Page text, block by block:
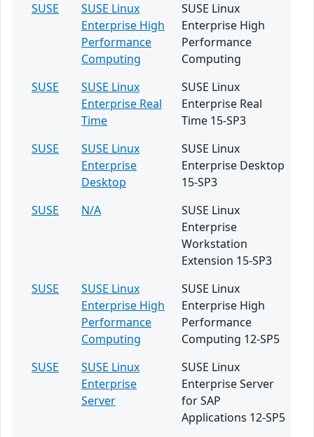
SUSE
SUSE Linux
Enterprise High
Performance
Computing
SUSE Linux
Enterprise High
Performance
Computing
SUSE
SUSE Linux
Enterprise Real
Time
SUSE Linux
Enterprise Real
Time 15-SP3
SUSE
SUSE Linux
Enterprise
Desktop
SUSE Linux
Enterprise Desktop
15-SP3
SUSE
N/A
SUSE Linux
Enterprise
Workstation
Extension 15-SP3
SUSE
SUSE Linux
Enterprise High
Performance
Computing
SUSE Linux
Enterprise High
Performance
Computing 12-SP5
SUSE
SUSE Linux
Enterprise
Server
SUSE Linux
Enterprise Server
for SAP
Applications 12-SP5